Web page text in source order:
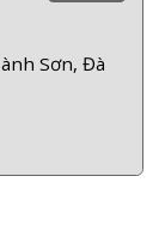
Sơn, Đà